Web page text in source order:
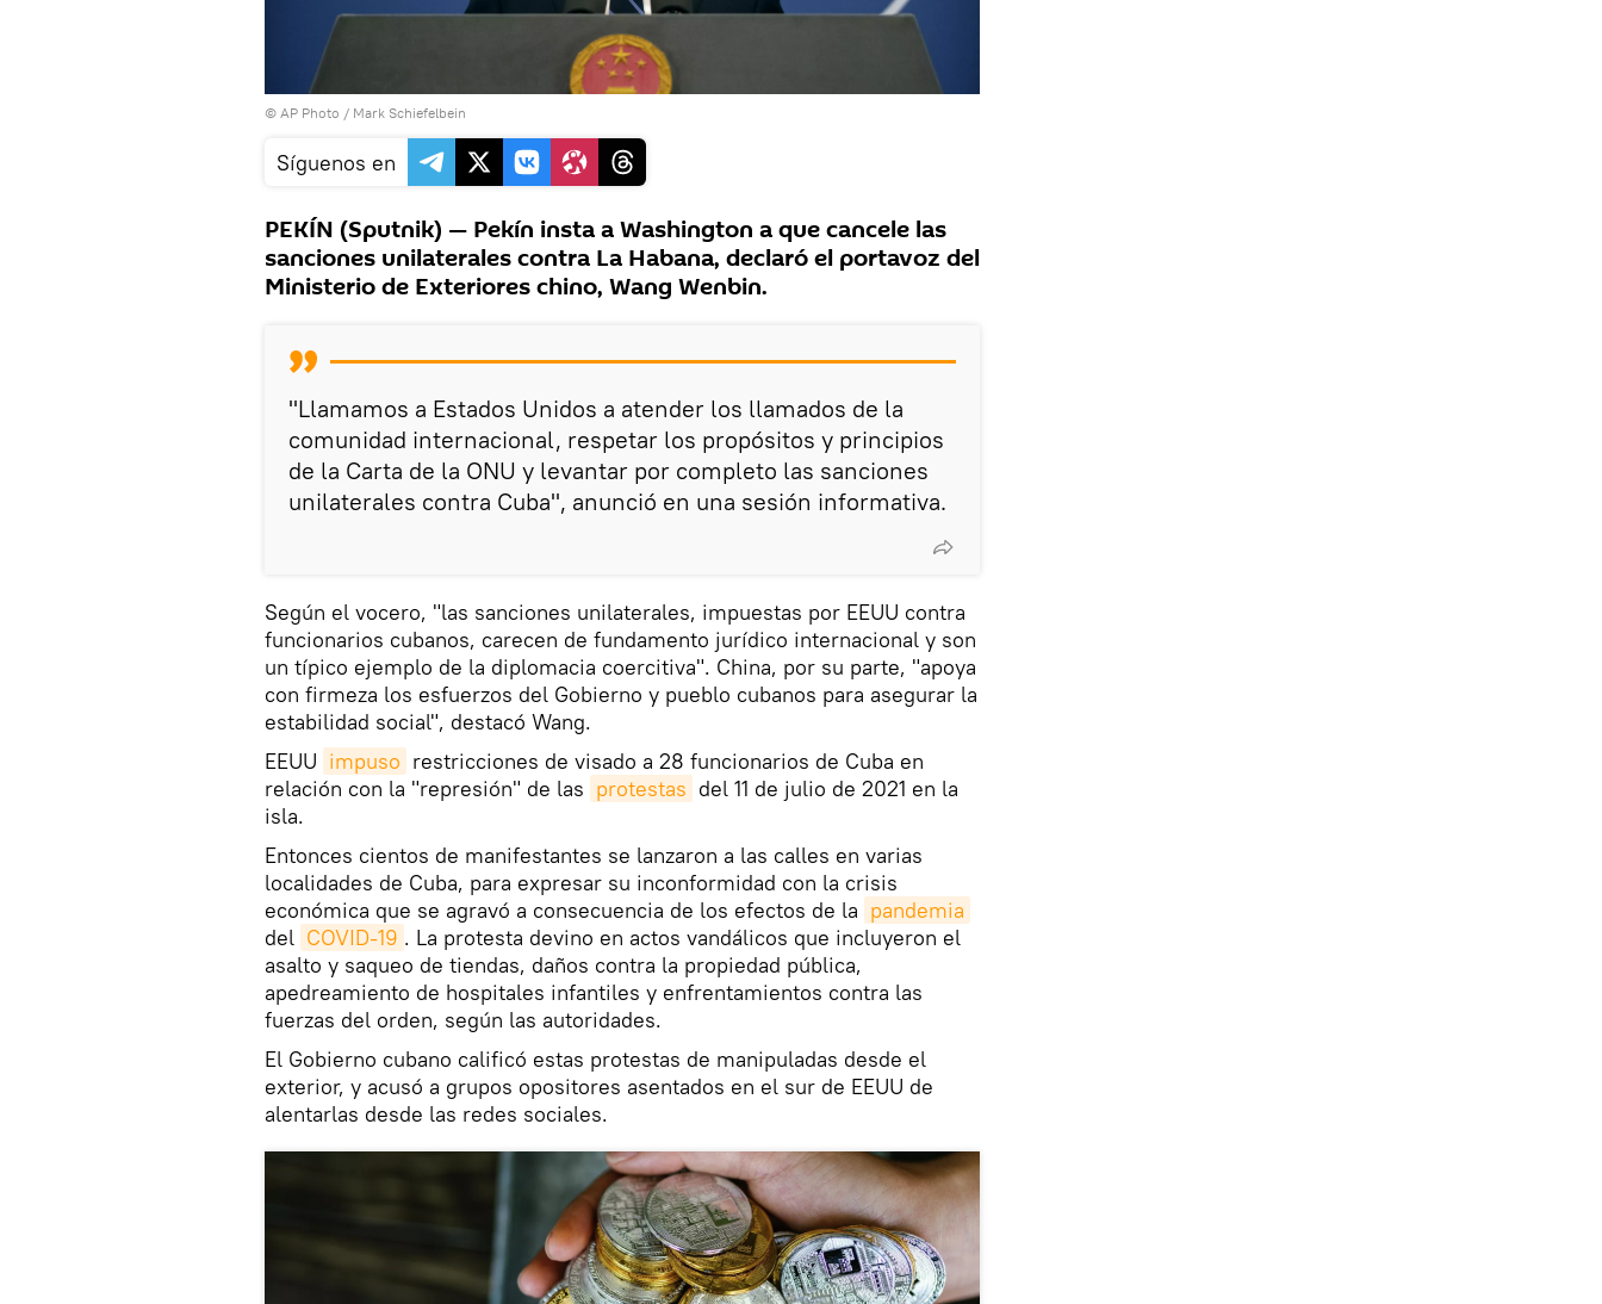
© AP Photo / Mark Schiefelbein
Síguenos en
PEKÍN (Sputnik) — Pekín insta a Washington a que cancele las
sanciones unilaterales contra La Habana, declaró el portavoz del
Ministerio de Exteriores chino, Wang Wenbin.
"Llamamos a Estados Unidos a atender los llamados de la
comunidad internacional, respetar los propósitos y principios
de la Carta de la ONU y levantar por completo las sanciones
unilaterales contra Cuba", anunció en una sesión informativa.
Según el vocero, "las sanciones unilaterales, impuestas por EEUU contra
funcionarios cubanos, carecen de fundamento jurídico internacional y son
un típico ejemplo de la diplomacia coercitiva". China, por su parte, "apoya
con firmeza los esfuerzos del Gobierno y pueblo cubanos para asegurar la
estabilidad social", destacó Wang.
EEUU impuso restricciones de visado a 28 funcionarios de Cuba en
relación con la "represión" de las protestas del 11 de julio de 2021 en la
isla.
Entonces cientos de manifestantes se lanzaron a las calles en varias
localidades de Cuba, para expresar su inconformidad con la crisis
económica que se agravó a consecuencia de los efectos de la pandemia
del COVID-19 . La protesta devino en actos vandálicos que incluyeron el
asalto y saqueo de tiendas, daños contra la propiedad pública,
apedreamiento de hospitales infantiles y enfrentamientos contra las
fuerzas del orden, según las autoridades.
El Gobierno cubano calificó estas protestas de manipuladas desde el
exterior, y acusó a grupos opositores asentados en el sur de EEUU de
alentarlas desde las redes sociales.